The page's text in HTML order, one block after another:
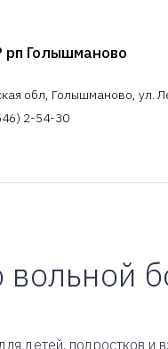
Голышманово
обл, Голышманово, ул.
2-54-30
вольной
детей, подростков и